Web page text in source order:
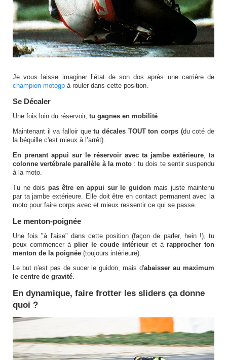
Je vous laisse imaginer l’état de son dos après une carrière de
champion motogp à rouler dans cette position.
Se Décaler
Une fois loin du réservoir, tu gagnes en mobilité.
Maintenant il va falloir quetu décales TOUT ton corps (du coté de
la béquille c'est mieux à l’arrêt).
En prenant appui sur le réservoir avec ta jambe extérieure, ta
colonne vertébrale parallèle à la moto: tu dois te sentir suspendu
à la moto.
Tu ne dois pas être en appui sur le guidonmais juste maintenu
par ta jambe extérieure. Elle doit être en contact permanent avec la
moto pour faire corps avec et mieux ressentir ce qui se passe.
Le menton-poignée
Une fois "à l'aise" dans cette position (façon de parler, hein !), tu
peux commencer à plier le coude intérieur et à rapprocher ton
menton de la poignée (toujours intérieure).
Le but n'est pas de sucer le guidon, mais d'abaisser au maximum
le centre de gravité.
En dynamique, faire frotter les sliders ça donne
quoi ?